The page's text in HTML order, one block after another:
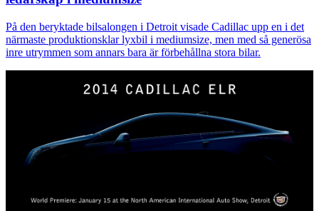
På den beryktade bilsalongen i Detroit visade Cadillac upp en i det
närmaste produktionsklar lyxbil i mediumsize, men med så generösa
inre utrymmen som annars bara är förbehållna stora bilar.